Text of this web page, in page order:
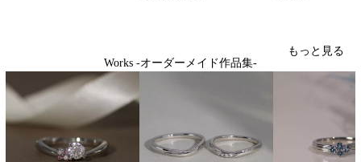
Works -オーダーメイド作品集-
もっと見る